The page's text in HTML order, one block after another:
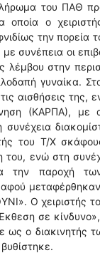
του ΠΑΘ
ο
την πορεία
συνέπεια οι
στην
γυναίκα.
αισθήσεις
(ΚΑΡΠΑ),
του Τ/Χ
ενώ στη
την παροχή
Ο χειριστής
σε
ο διακινητής